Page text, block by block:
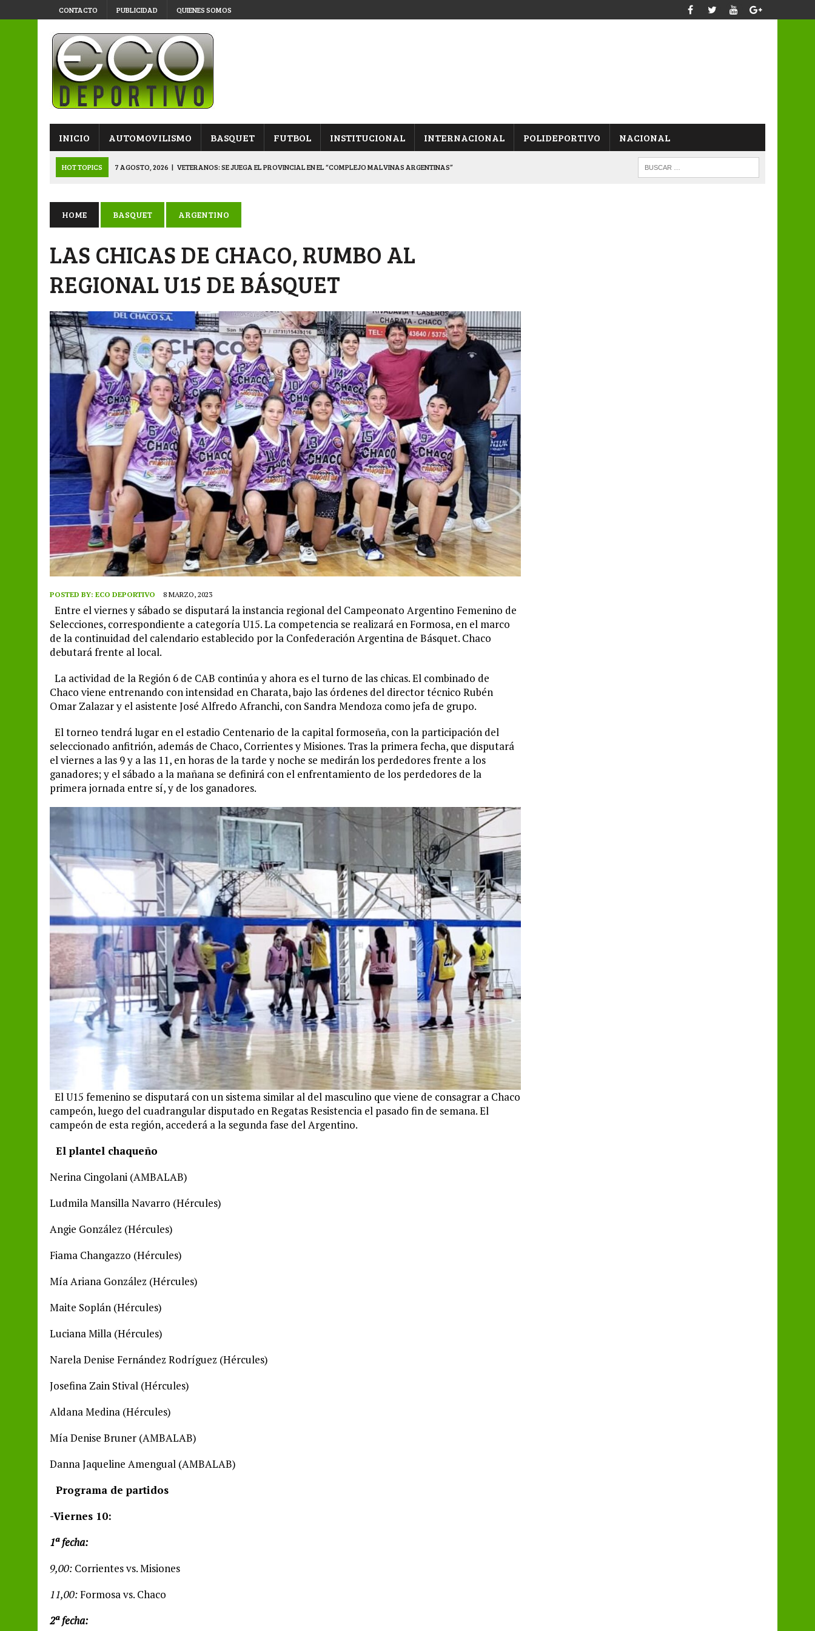
CONTACTO PUBLICIDAD QUIENES SOMOS
INICIO AUTOMOVILISMO BASQUET FUTBOL INSTITUCIONAL INTERNACIONAL POLIDEPORTIVO NACIONAL
HOT TOPICS 7 AGOSTO, 2026 | VETERANOS: SE JUEGA EL PROVINCIAL EN EL “COMPLEJO MALVINAS ARGENTINAS”
6 AGOSTO, 2026 | SUB 20: TRIUNFO Y CLASIFICACIÓN DE LOS “ALBICELESTES”
8 AGOSTO, 2026 | PRIMERA B: EL “GALLITO” Y EL “DECANO”, DUELO SEMIFINAL EN PAMPA
HOME BASQUET ARGENTINO
LAS CHICAS DE CHACO, RUMBO AL
REGIONAL U15 DE BÁSQUET
POSTED BY: ECO DEPORTIVO 8 MARZO, 2023
Entre el viernes y sábado se disputará la instancia regional del Campeonato Argentino Femenino de
Selecciones, correspondiente a categoría U15. La competencia se realizará en Formosa, en el marco
de la continuidad del calendario establecido por la Confederación Argentina de Básquet. Chaco
debutará frente al local.
La actividad de la Región 6 de CAB continúa y ahora es el turno de las chicas. El combinado de
Chaco viene entrenando con intensidad en Charata, bajo las órdenes del director técnico Rubén
Omar Zalazar y el asistente José Alfredo Afranchi, con Sandra Mendoza como jefa de grupo.
El torneo tendrá lugar en el estadio Centenario de la capital formoseña, con la participación del
seleccionado anfitrión, además de Chaco, Corrientes y Misiones. Tras la primera fecha, que disputará
el viernes a las 9 y a las 11, en horas de la tarde y noche se medirán los perdedores frente a los
ganadores; y el sábado a la mañana se definirá con el enfrentamiento de los perdedores de la
primera jornada entre sí, y de los ganadores.
El U15 femenino se disputará con un sistema similar al del masculino que viene de consagrar a Chaco
campeón, luego del cuadrangular disputado en Regatas Resistencia el pasado fin de semana. El
campeón de esta región, accederá a la segunda fase del Argentino.
El plantel chaqueño
Nerina Cingolani (AMBALAB)
Ludmila Mansilla Navarro (Hércules)
Angie González (Hércules)
Fiama Changazzo (Hércules)
Mía Ariana González (Hércules)
Maite Soplán (Hércules)
Luciana Milla (Hércules)
Narela Denise Fernández Rodríguez (Hércules)
Josefina Zain Stival (Hércules)
Aldana Medina (Hércules)
Mía Denise Bruner (AMBALAB)
Danna Jaqueline Amengual (AMBALAB)
Programa de partidos
-Viernes 10:
1ª fecha:
9,00: Corrientes vs. Misiones
11,00:Formosa vs. Chaco
2ª fecha: